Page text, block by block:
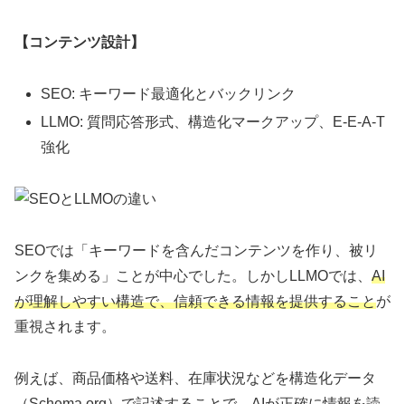
【コンテンツ設計】
SEO: キーワード最適化とバックリンク
LLMO: 質問応答形式、構造化マークアップ、E-E-A-T
強化
SEOでは「キーワードを含んだコンテンツを作り、被リ
ンクを集める」ことが中心でした。しかしLLMOでは、 AI
が理解しやすい構造で、信頼できる情報を提供することが
重視されます。
例えば、商品価格や送料、在庫状況などを構造化データ